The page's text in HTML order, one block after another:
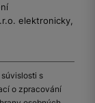
elektronicky,
s
o zpracování